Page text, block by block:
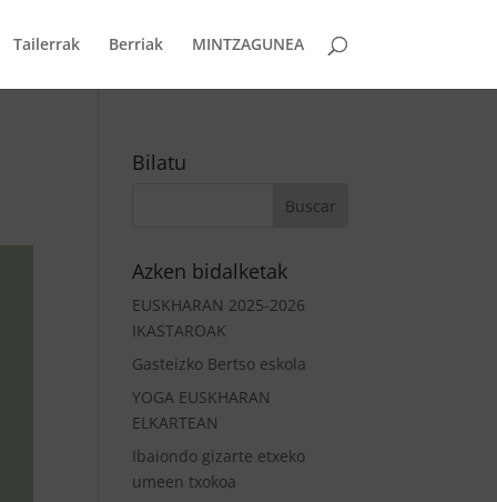
Tailerrak Berriak MINTZAGUNEA
Bilatu
Azken bidalketak
EUSKHARAN 2025-2026
IKASTAROAK
Gasteizko Bertso eskola
YOGA EUSKHARAN
ELKARTEAN
Ibaiondo gizarte etxeko
umeen txokoa